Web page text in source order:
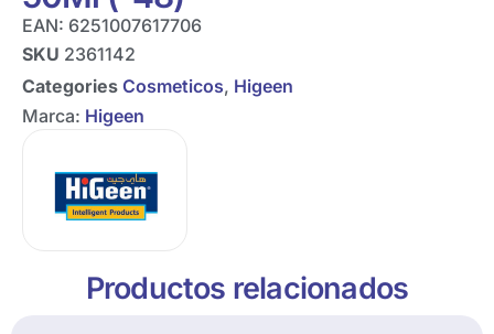
EAN: 6251007617706
SKU 2361142
Categories Cosmeticos, Higeen
Marca: Higeen
Productos relacionados